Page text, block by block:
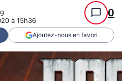
à 15h36
0
Ajoutez-nous en favori